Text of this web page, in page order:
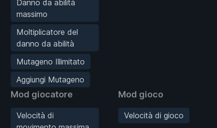
Danno da abilità
massimo
Moltiplicatore del
danno da abilità
Mutageno Illimitato
Aggiungi Mutageno
Mod giocatore
Velocità di
Mod gioco
Velocità di gioco